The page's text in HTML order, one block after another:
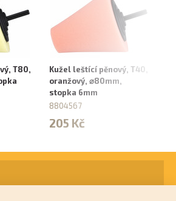
T80,
Kužel leštící pěnový, T40,
oranžový, ⌀80mm,
stopka 6mm
8804567
205 Kč